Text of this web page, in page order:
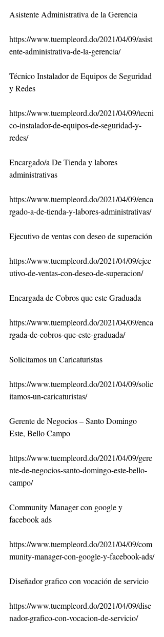
Asistente Administrativa de la Gerencia
https://www.tuempleord.do/2021/04/09/asist
ente-administrativa-de-la-gerencia/
Técnico Instalador de Equipos de Seguridad
y Redes
https://www.tuempleord.do/2021/04/09/tecni
co-instalador-de-equipos-de-seguridad-y-
redes/
Encargado/a De Tienda y labores
administrativas
https://www.tuempleord.do/2021/04/09/enca
rgado-a-de-tienda-y-labores-administrativas/
Ejecutivo de ventas con deseo de superación
https://www.tuempleord.do/2021/04/09/ejec
utivo-de-ventas-con-deseo-de-superacion/
Encargada de Cobros que este Graduada
https://www.tuempleord.do/2021/04/09/enca
rgada-de-cobros-que-este-graduada/
Solicitamos un Caricaturistas
https://www.tuempleord.do/2021/04/09/solic
itamos-un-caricaturistas/
Gerente de Negocios – Santo Domingo
Este, Bello Campo
https://www.tuempleord.do/2021/04/09/gere
nte-de-negocios-santo-domingo-este-bello-
campo/
Community Manager con google y
facebook ads
https://www.tuempleord.do/2021/04/09/com
munity-manager-con-google-y-facebook-ads/
Diseñador grafico con vocación de servicio
https://www.tuempleord.do/2021/04/09/dise
nador-grafico-con-vocacion-de-servicio/